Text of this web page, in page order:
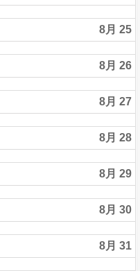
8月 25
8月 26
8月 27
8月 28
8月 29
8月 30
8月 31